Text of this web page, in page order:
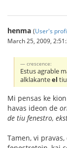
henma (User's
March 25, 2009,
crescence:
Estus agrable
alklakanteel
Mi pensas ke
havas ideon de
de tiu fenestro,
Tamen, vi